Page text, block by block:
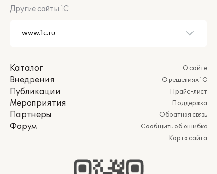
Другие сайты 1С
Каталог
Внедрения
Публикации
Мероприятия
Партнеры
Форум
О сайте
О решениях 1С
Прайс-лист
Поддержка
Обратная связь
Сообщить об ошибке
Карта сайта